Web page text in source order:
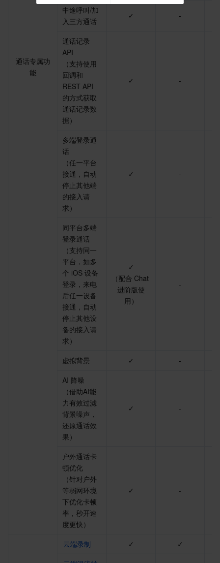
通话专属功
能
中途呼叫/加
入三方通话
✓ -
通话记录
API
（支持使用
回调和
REST API
的方式获取
通话记录数
据）
✓ -
多端登录通
话
（任一平台
接通，自动
停止其他端
的接入请
求）
✓ -
同平台多端
登录通话
（支持同一
平台，如多
个 iOS 设备
登录，来电
后任一设备
接通，自动
停止其他设
备的接入请
求）
✓
（配合 Chat
进阶版使
用）
-
虚拟背景 ✓
-
AI 降噪
（借助AI能
力有效过滤
背景噪声，
还原通话效
果）
✓ -
户外通话卡
顿优化
（针对户外
等弱网环境
下优化卡顿
率，秒开速
度更快）
✓ -
云端录制 ✓
✓